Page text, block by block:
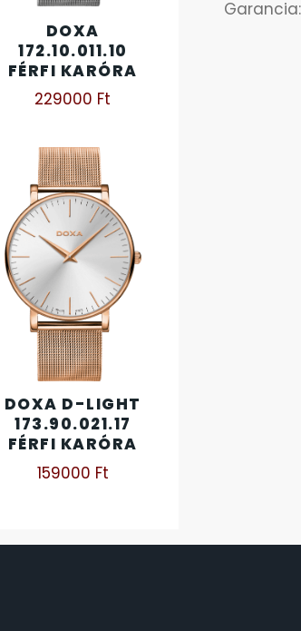
DOXA
172.10.011.10
FÉRFI KARÓRA
229000 Ft
DOXA D-LIGHT
173.90.021.17
FÉRFI KARÓRA
159000 Ft